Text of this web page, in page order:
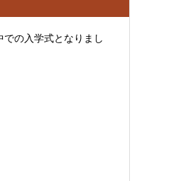
の入学式となりまし